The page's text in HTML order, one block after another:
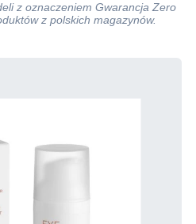
z oznaczeniem Gwarancja Zero
z polskich magazynów.